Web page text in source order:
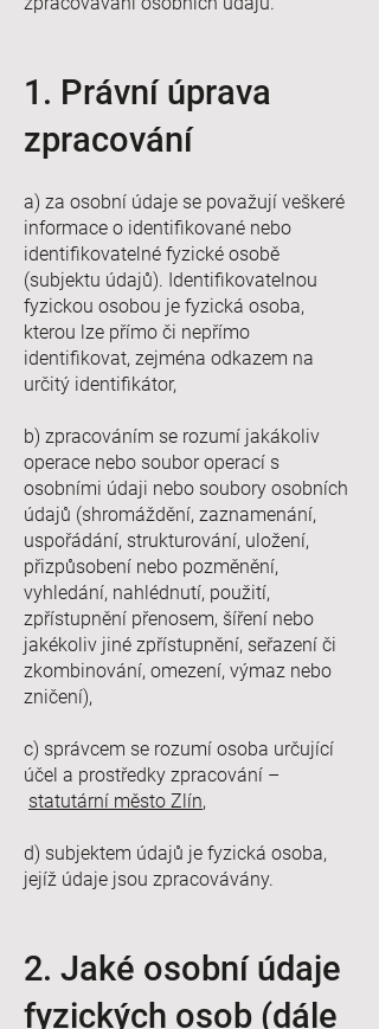
1. Právní úprava
zpracování
a) za osobní údaje se považují veškeré
informace o identifikované nebo
identifikovatelné fyzické osobě
(subjektu údajů). Identifikovatelnou
fyzickou osobou je fyzická osoba,
kterou lze přímo či nepřímo
identifikovat, zejména odkazem na
určitý identifikátor,
b) zpracováním se rozumí jakákoliv
operace nebo soubor operací s
osobními údaji nebo soubory osobních
údajů (shromáždění, zaznamenání,
uspořádání, strukturování, uložení,
přizpůsobení nebo pozměnění,
vyhledání, nahlédnutí, použití,
zpřístupnění přenosem, šíření nebo
jakékoliv jiné zpřístupnění, seřazení či
zkombinování, omezení, výmaz nebo
zničení),
c) správcem se rozumí osoba určující
účel a prostředky zpracování –
statutární město Zlín,
d) subjektem údajů je fyzická osoba,
jejíž údaje jsou zpracovávány.
2. Jaké osobní údaje
fyzických osob (dále